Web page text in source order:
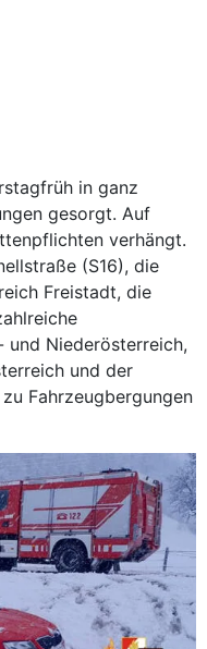
in ganz
gesorgt. Auf
verhängt.
(S16), die
Freistadt, die
und Niederösterreich,
und der
Fahrzeugbergungen